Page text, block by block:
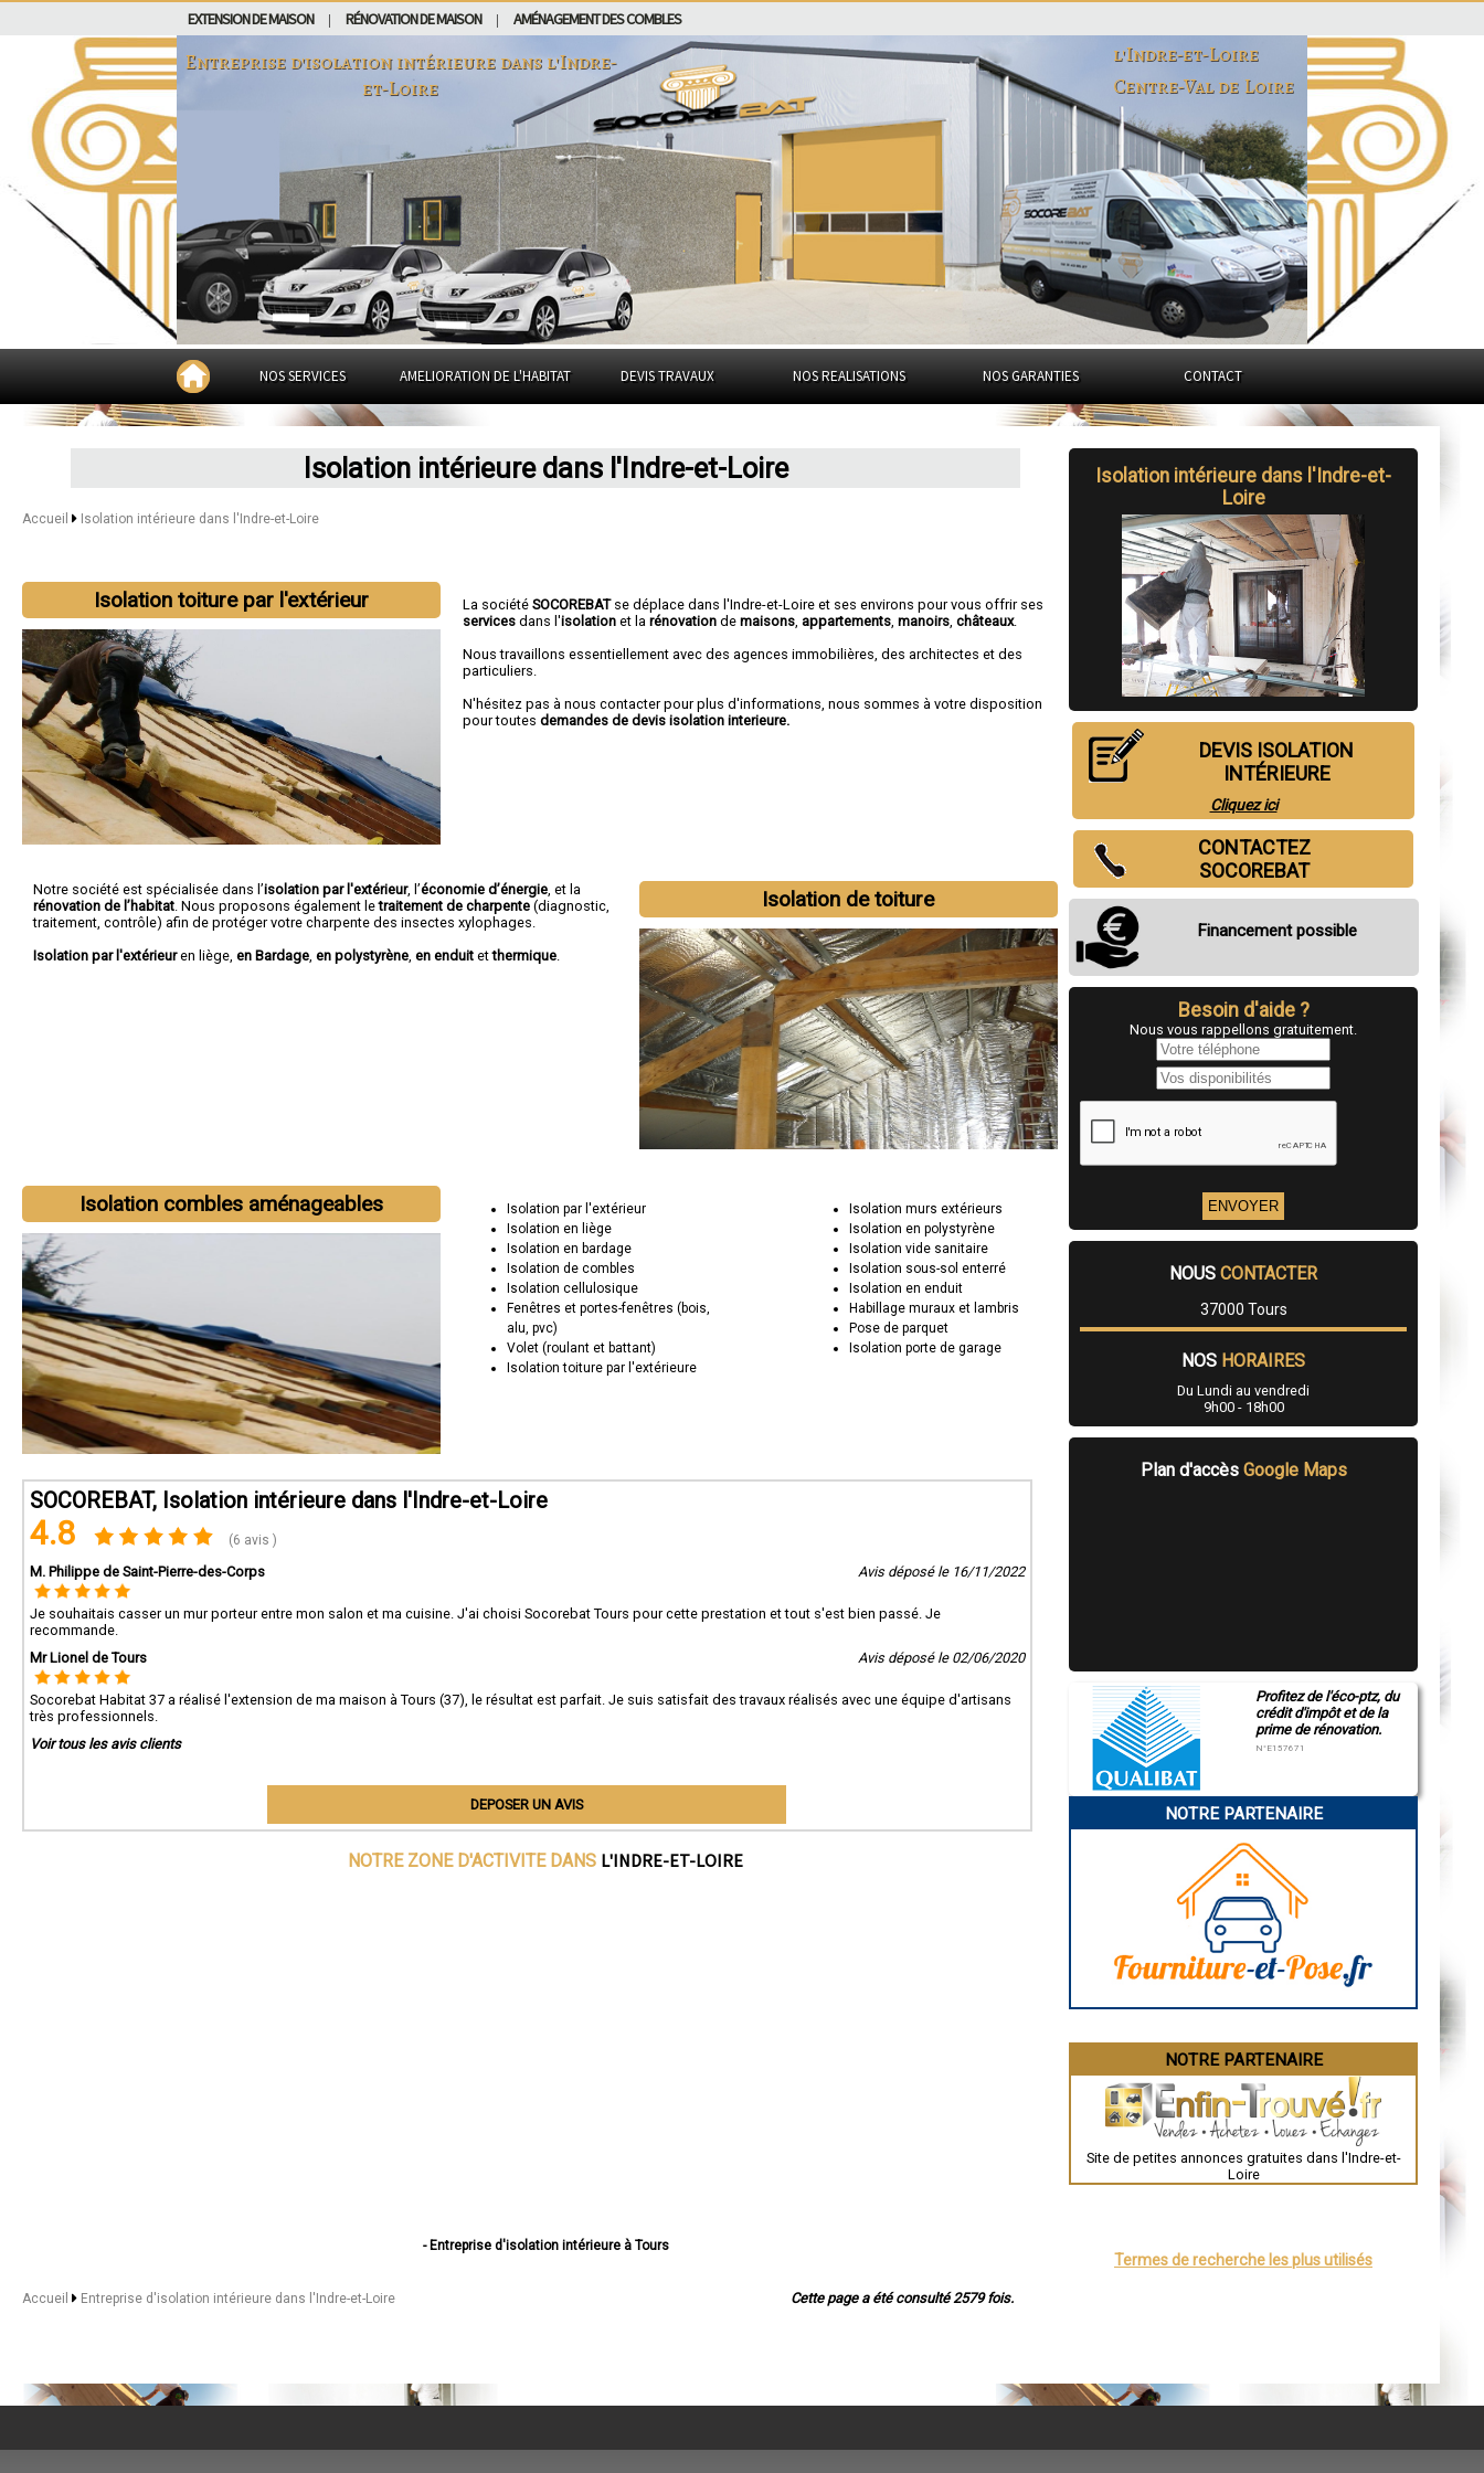
EXTENSION DE MAISON RÉNOVATION DE MAISON AMÉNAGEMENT DES COMBLES
Entreprise d'isolation intérieure dansl'Indre-
et-Loire
l'Indre-et-Loire
Centre-Val de Loire
NOS SERVICES AMELIORATION DE L'HABITAT DEVIS TRAVAUX NOS REALISATIONS NOS GARANTIES CONTACT
Isolation intérieure dans l'Indre-et-Loire
Accueil Isolation intérieure dans l'Indre-et-Loire
Isolation toiture par l'extérieur La sociétéSOCOREBATse déplace dans l'Indre-et-Loire et ses environs pour vous offrir ses
services dans l'isolation et larénovation demaisons appartements ,manoirs ,châteaux.
Nous travaillons essentiellement avec des agences immobilières, des architectes et des
particuliers.
N'hésitez pas à nous contacter pour plus d'informations, nous sommes à votre disposition
pour toutesdemandes de devis isolation interieure.
Isolation de toiture
Notre société est spécialisée dans l’isolation par l'extérieur, l’économie d’énergie , et la
rénovation de l’habitat . Nous proposons également letraitement de charpente (diagnostic,
traitement, contrôle) afin de protéger votre charpente des insectes xylophages.
Isolation par l'extérieuren liège, en Bardage en polystyrène en enduit etthermique
Isolation combles aménageables
Isolation par l'extérieur
Isolation en liège
Isolation en bardage
Isolation de combles
Isolation cellulosique
Fenêtres et portes-fenêtres (bois,
alu, pvc)
Volet (roulant et battant)
Isolation toiture par l'extérieure
Isolation murs extérieurs
Isolation en polystyrène
Isolation vide sanitaire
Isolation sous-sol enterré
Isolation en enduit
Habillage muraux et lambris
Pose de parquet
Isolation porte de garage
SOCOREBAT, Isolation intérieure dans l'Indre-et-Loire
4.8 (6 avis )
M. Philippe de Saint-Pierre-des-Corps Avis déposé le 16/11/2022
Je souhaitais casser un mur porteur entre mon salon et ma cuisine. J'ai choisi Socorebat Tours pour cette prestation et tout s'est bien passé. Je
recommande.
Mr Lionel de Tours
Avis déposé le 02/06/2020
Socorebat Habitat 37 a réalisé l'extension de ma maison à Tours (37), le résultat est parfait. Je suis satisfait des travaux réalisés avec une équipe d'artisans
très professionnels.
Voir tous les avis clients
DEPOSER UN AVIS
NOTRE ZONE D'ACTIVITE DANS L'INDRE-ET-LOIRE
- Entreprise d'isolation intérieure à Tours
- Entreprise d'isolation intérieure à Saint-Pierre-des-Corps
- Entreprise d'isolation intérieure à Montlouis-sur-Loire
- Entreprise d'isolation intérieure à Fondettes
Cette page a été consulté 2579 fois.
Accueil Entreprise d'isolation intérieure dans l'Indre-et-Loire
Isolation intérieure dans l'Indre-et-
Loire
DEVIS ISOLATION
INTÉRIEURE
Cliquez ici
CONTACTEZ
SOCOREBAT
Financement possible
Besoin d'aide ?
Nous vous rappellons gratuitement.
NOUS CONTACTER
37000 Tours
NOS HORAIRES
Du Lundi au vendredi
9h00 - 18h00
Plan d'accès Google Maps
Profitez de l'éco-ptz, du
crédit d'impôt et de la
prime de rénovation.
N°E157671
NOTRE PARTENAIRE
NOTRE PARTENAIRE
Site de petites annonces gratuites dans l'Indre-et-
Loire
Termes de recherche les plus utilisés